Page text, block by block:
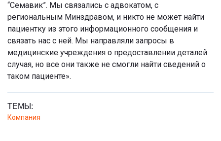
“Семавик”. Мы связались с адвокатом, с
региональным Минздравом, и никто не может найти
пациентку из этого информационного сообщения и
связать нас с ней. Мы направляли запросы в
медицинские учреждения о предоставлении деталей
случая, но все они также не смогли найти сведений о
таком пациенте».
ТЕМЫ:
Компания